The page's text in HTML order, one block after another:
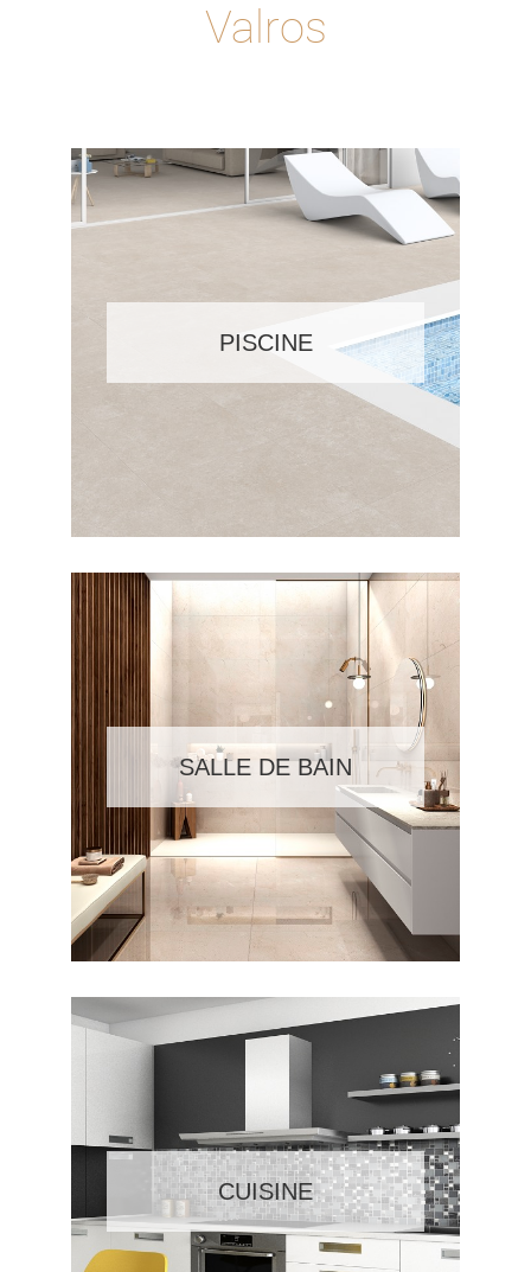
Valros
PISCINE
SALLE DE BAIN
CUISINE